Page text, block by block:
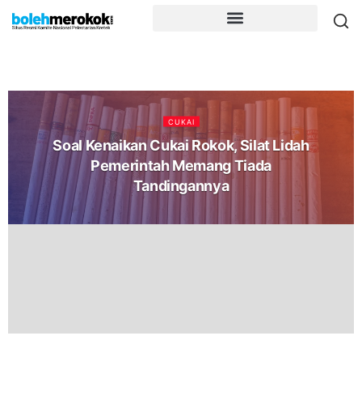
CUKAI
Soal Kenaikan Cukai Rokok, Silat Lidah
Pemerintah Memang Tiada
Tandingannya